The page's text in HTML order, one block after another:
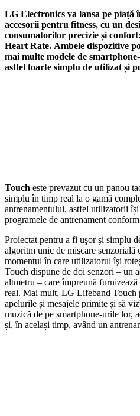
LG Electronics va lansa pe piață
accesorii pentru fitness, cu un
consumatorilor precizie și
Heart Rate. Ambele dispozitive
mai multe modele de
astfel foarte simplu de utilizat și
Touch este prevazut cu un panou
simplu în timp real la o gamă
antrenamentului, astfel utilizatorii
programele de antrenament
Proiectat pentru a fi uşor şi simplu
algoritm unic de mişcare senzorială
momentul în care utilizatorul îşi
Touch dispune de doi senzori – un
altmetru – care împreună
real. Mai mult, LG Lifeband Touch
apelurile și mesajele primite și să
muzică de pe smartphone-urile lor,
și, în același timp, având un